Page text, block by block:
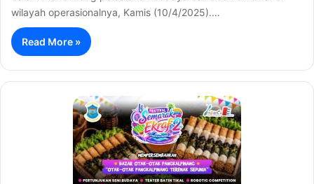
wilayah operasionalnya, Kamis (10/4/2025).…
Read More »